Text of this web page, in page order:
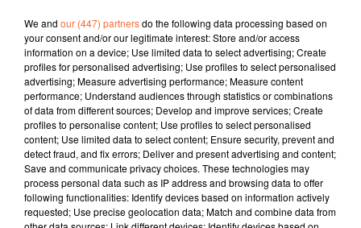
recette cuisine
22 janvier 2022 - 3 min 16 sec
LA TARTIFLETTE
Jacqueline Pinon
Qu'est-ce qu'on mange ?
We and our (447) partnersdo the following data processing based on
your consent and/or our legitimate interest: Store and/or access
information on a device; Use limited data to select advertising; Create
profiles for personalised advertising; Use profiles to select personalised
advertising; Measure advertising performance; Measure content
performance; Understand audiences through statistics or combinations
of data from different sources; Develop and improve services; Create
profiles to personalise content; Use profiles to select personalised
content; Use limited data to select content; Ensure security, prevent and
detect fraud, and fix errors; Deliver and present advertising and content;
Save and communicate privacy choices. These technologies may
process personal data such as IP address and browsing data to offer
following functionalities: Identify devices based on information actively
requested; Use precise geolocation data; Match and combine data from